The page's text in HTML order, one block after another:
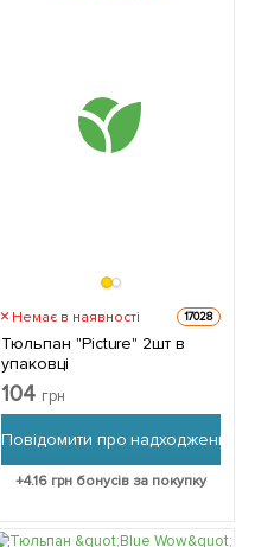
Немає в наявності 17028
Тюльпан "Picture" 2шт в
упаковці
104 грн
Повідомити про надходження
+4.16грн бонусів за покупку